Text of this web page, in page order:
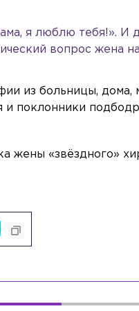
я люблю тебя!». И
вопрос жена
из больницы,
поклонники
жены «звёздного»